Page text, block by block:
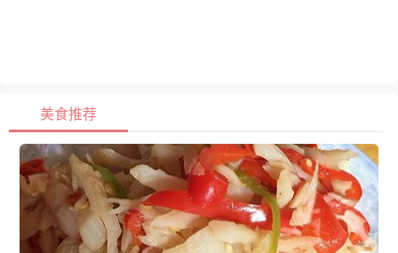
美食推荐